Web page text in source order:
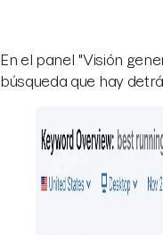
En el panel "Visión
búsqueda que hay